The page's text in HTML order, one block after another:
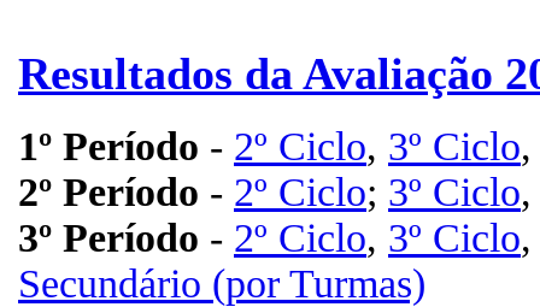
Resultados da Avaliação
1º Período - 2º Ciclo, 3º Ciclo
2º Período - 2º Ciclo; 3º Ciclo
3º Período - 2º Ciclo, 3º Ciclo
Secundário (por Turmas)